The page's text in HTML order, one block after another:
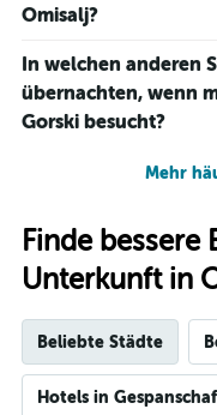
Omisalj?
In welchen anderen
übernachten, wenn
Gorski besucht?
Mehr
Finde bessere
Unterkunft in
Beliebte Städte
Hotels in